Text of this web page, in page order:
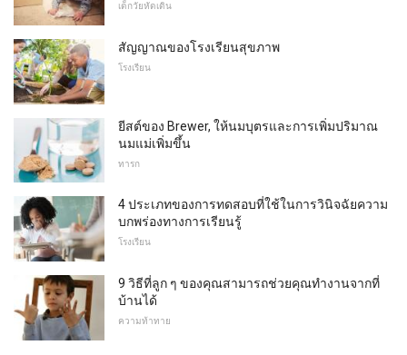
เด็กวัยหัดเดิน
สัญญาณของโรงเรียนสุขภาพ
โรงเรียน
ยีสต์ของ Brewer, ให้นมบุตรและการเพิ่มปริมาณ
นมแม่เพิ่มขึ้น
ทารก
4 ประเภทของการทดสอบที่ใช้ในการวินิจฉัยความ
บกพร่องทางการเรียนรู้
โรงเรียน
9 วิธีที่ลูก ๆ ของคุณสามารถช่วยคุณทำงานจากที่
บ้านได้
ความท้าทาย